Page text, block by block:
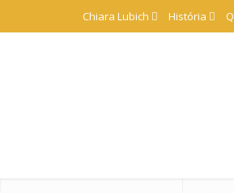
Chiara Lubich História